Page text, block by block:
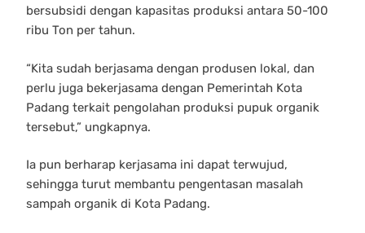
bersubsidi dengan kapasitas produksi antara 50-100
ribu Ton per tahun.
“Kita sudah berjasama dengan produsen lokal, dan
perlu juga bekerjasama dengan Pemerintah Kota
Padang terkait pengolahan produksi pupuk organik
tersebut,” ungkapnya.
Ia pun berharap kerjasama ini dapat terwujud,
sehingga turut membantu pengentasan masalah
sampah organik di Kota Padang.